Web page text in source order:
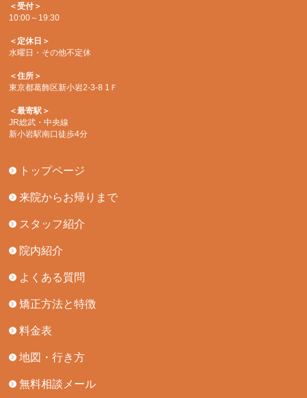
＜受付＞
10:00～19:30
＜定休日＞
水曜日・その他不定休
＜住所＞
東京都葛飾区新小岩2-3-8 1Ｆ
＜最寄駅＞
JR総武・中央線
新小岩駅南口徒歩4分
トップページ
来院からお帰りまで
スタッフ紹介
院内紹介
よくある質問
矯正方法と特徴
料金表
地図・行き方
無料相談メール